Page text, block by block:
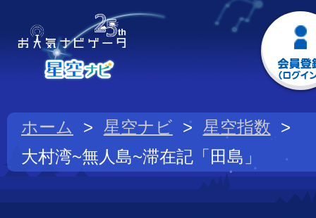
ホーム 星空ナビ
星空指数
大村湾~無人島~滞在記「田島」